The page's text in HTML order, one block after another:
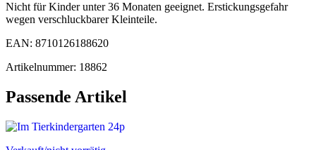
Nicht für Kinder unter 36 Monaten geeignet. Erstickungsgefahr
wegen verschluckbarer Kleinteile.
EAN: 8710126188620
Artikelnummer: 18862
Passende Artikel